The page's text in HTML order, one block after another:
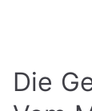
Die